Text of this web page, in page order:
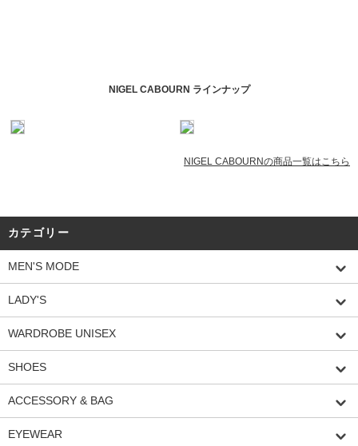
NIGEL CABOURN ラインナップ
NIGEL CABOURNの商品一覧はこちら
カテゴリー
MEN'S MODE
LADY'S
WARDROBE UNISEX
SHOES
ACCESSORY & BAG
EYEWEAR